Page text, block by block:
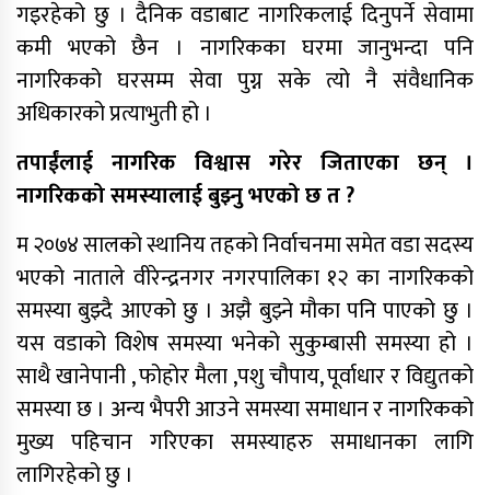
आज सुनचाँदीको भाउ घट्यो
थप ३०४ जना सहकारी पीडितले फिर्ता पाए
बचत
मन्त्रिपरिषद् निर्णय : विस्थापित
सुकुम्वासीलाई प्रतिपरिवार २५ हजार
पुनर्स्थापना खर्च
प्रधानन्यायाधीशमा मनोजकुमार शर्माको
नाम सर्वसम्मत अनुमोदन
प्राधिकरणद्वारा विभिन्न १७ इन्टरनेट सेवा
प्रदायकसँग १५ दिने स्पष्टीकरण माग
गइरहेको छु । दैनिक वडाबाट नागरिकलाई दिनुपर्ने सेवामा
कमी भएको छैन । नागरिकका घरमा जानुभन्दा पनि
नागरिकको घरसम्म सेवा पुग्न सके त्यो नै संवैधानिक
अधिकारको प्रत्याभुती हो ।
तपाईंलाई नागरिक विश्वास गरेर जिताएका छन् ।
नागरिकको समस्यालाई बुझ्नु भएको छ त ?
म २०७४ सालको स्थानिय तहको निर्वाचनमा समेत वडा सदस्य
भएको नाताले वीरेन्द्रनगर नगरपालिका १२ का नागरिकको
समस्या बुझ्दै आएको छु । अझै बुझ्ने मौका पनि पाएको छु ।
यस वडाको विशेष समस्या भनेको सुकुम्बासी समस्या हो ।
साथै खानेपानी , फोहोर मैला ,पशु चौपाय, पूर्वाधार र विद्युतको
समस्या छ । अन्य भैपरी आउने समस्या समाधान र नागरिकको
मुख्य पहिचान गरिएका समस्याहरु समाधानका लागि
लागिरहेको छु ।